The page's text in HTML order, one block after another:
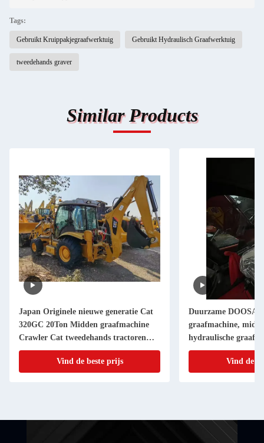
Tags:
Gebruikt Kruippakjegraafwerktuig Gebruikt Hydraulisch Graafwerktuig
tweedehands graver
Similar Products
Japan Originele nieuwe generatie Cat
320GC 20Ton Midden graafmachine
Crawler Cat tweedehands tractoren
Cat320GC voor verkoop Crawler
Vind de beste prijs
Duurzame
graafmachine,
hydraulische
wegbouw/huis
landbouwgrond
Vind de